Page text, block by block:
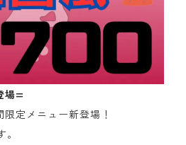
場=
定メニュー新登場！
。